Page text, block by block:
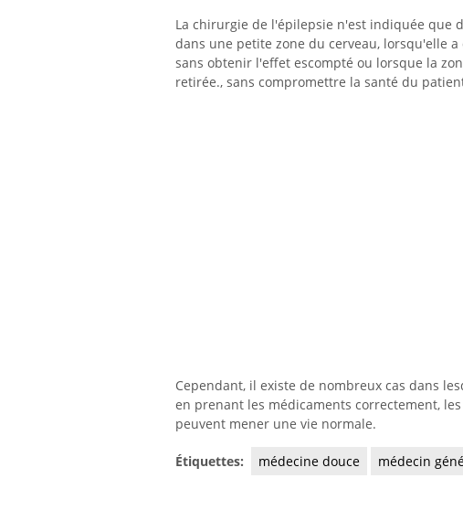
La chirurgie de l'épilepsie n'est indiquée que
dans une petite zone du cerveau, lorsqu'elle
sans obtenir l'effet escompté ou lorsque la
retirée., sans compromettre la santé du
Cependant, il existe de nombreux cas dans
en prenant les médicaments correctement,
peuvent mener une vie normale.
Étiquettes: médecine douce médecin